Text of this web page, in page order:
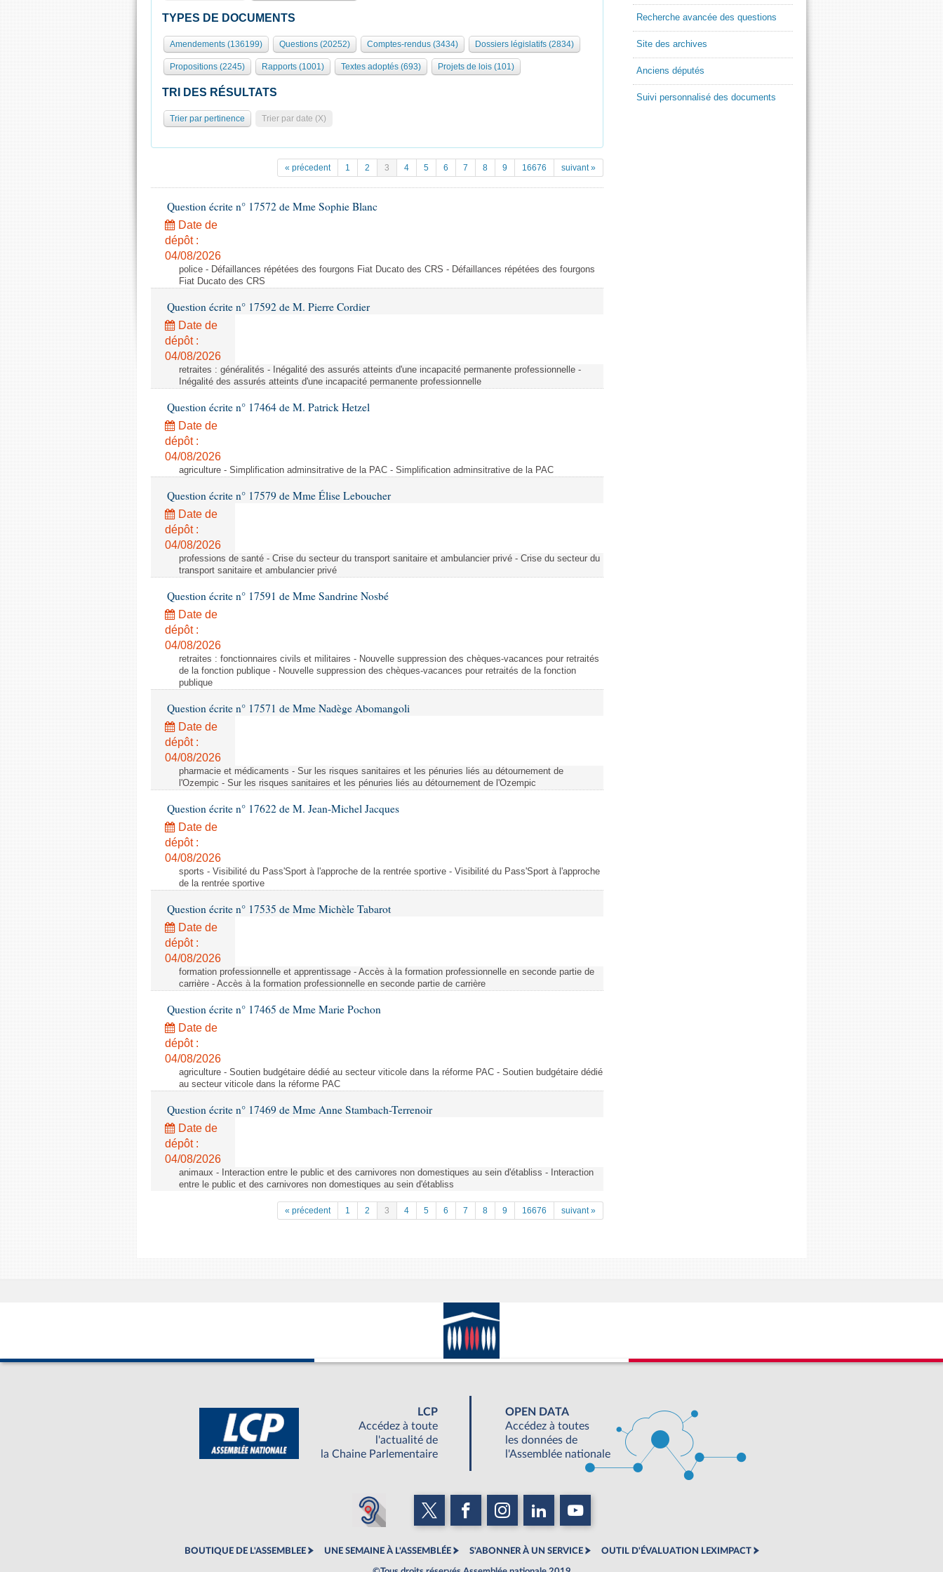
TYPES DE DOCUMENTS
Amendements (136199) Questions (20252) Comptes-rendus (3434) Dossiers législatifs (2834)
Propositions (2245) Rapports (1001) Textes adoptés (693) Projets de lois (101)
TRI DES RÉSULTATS
Trier par pertinence Trier par date (X)
« précedent 1 2 3 4 5 6 7 8 9 16676 suivant »
Question écrite n° 17572 de Mme Sophie Blanc
Date de
dépôt :
04/08/2026
police - Défaillances répétées des fourgons Fiat Ducato des CRS - Défaillances répétées des fourgons
Fiat Ducato des CRS
Question écrite n° 17592 de M. Pierre Cordier
Date de
dépôt :
04/08/2026
retraites : généralités - Inégalité des assurés atteints d'une incapacité permanente professionnelle -
Inégalité des assurés atteints d'une incapacité permanente professionnelle
Question écrite n° 17464 de M. Patrick Hetzel
Date de
dépôt :
04/08/2026
agriculture - Simplification adminsitrative de la PAC - Simplification adminsitrative de la PAC
Question écrite n° 17579 de Mme Élise Leboucher
Date de
dépôt :
04/08/2026
professions de santé - Crise du secteur du transport sanitaire et ambulancier privé - Crise du secteur du
transport sanitaire et ambulancier privé
Question écrite n° 17591 de Mme Sandrine Nosbé
Date de
dépôt :
04/08/2026
retraites : fonctionnaires civils et militaires - Nouvelle suppression des chèques-vacances pour retraités
de la fonction publique - Nouvelle suppression des chèques-vacances pour retraités de la fonction
publique
Question écrite n° 17571 de Mme Nadège Abomangoli
Date de
dépôt :
04/08/2026
pharmacie et médicaments - Sur les risques sanitaires et les pénuries liés au détournement de
l'Ozempic - Sur les risques sanitaires et les pénuries liés au détournement de l'Ozempic
Question écrite n° 17622 de M. Jean-Michel Jacques
Date de
dépôt :
04/08/2026
sports - Visibilité du Pass'Sport à l'approche de la rentrée sportive - Visibilité du Pass'Sport à l'approche
de la rentrée sportive
Question écrite n° 17535 de Mme Michèle Tabarot
Date de
dépôt :
04/08/2026
formation professionnelle et apprentissage - Accès à la formation professionnelle en seconde partie de
carrière - Accès à la formation professionnelle en seconde partie de carrière
Question écrite n° 17465 de Mme Marie Pochon
Date de
dépôt :
04/08/2026
agriculture - Soutien budgétaire dédié au secteur viticole dans la réforme PAC - Soutien budgétaire dédié
au secteur viticole dans la réforme PAC
Question écrite n° 17469 de Mme Anne Stambach-Terrenoir
Date de
dépôt :
04/08/2026
animaux - Interaction entre le public et des carnivores non domestiques au sein d'établiss - Interaction
entre le public et des carnivores non domestiques au sein d'établiss
« précedent 1 2 3 4 5 6 7 8 9 16676 suivant »
Recherche avancée des questions
Site des archives
Anciens députés
Suivi personnalisé des documents
LCP
Accédez à toute
l'actualité de
la Chaine Parlementaire
OPEN DATA
Accédez à toutes
les données de
l'Assemblée nationale
BOUTIQUE DE L'ASSEMBLEE UNE SEMAINE À L'ASSEMBLÉE S'ABONNER À UN SERVICE OUTIL D'ÉVALUATION LEXIMPACT